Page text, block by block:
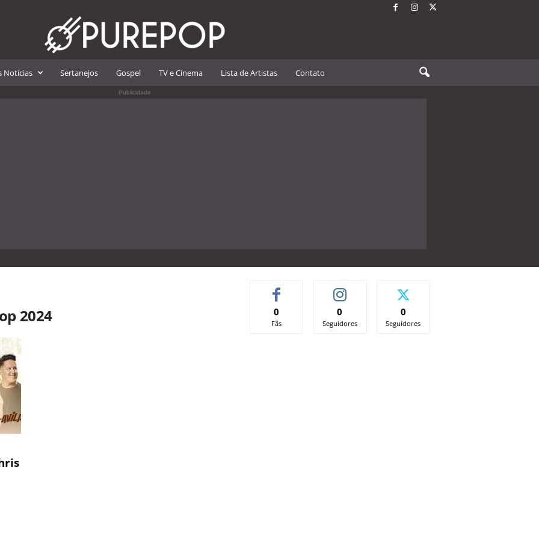
Notícias Sertanejos Gospel TV e Cinema Lista de Artistas Contato
Publicidade
2024 0
Fãs
0
Seguidores
0
Seguidores